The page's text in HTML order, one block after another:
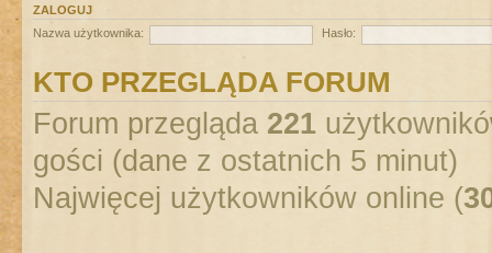
ZALOGUJ
Nazwa użytkownika:
Hasło:
KTO PRZEGLĄDA FORUM
Forum przegląda 221
gości (dane z ostatnich 5 minut)
Najwięcej użytkowników online (